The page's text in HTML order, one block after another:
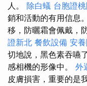
人。 除白蟻 台胞證
銷和活動的有用信息
移，防曬霜會佩戴，
證新北 餐飲設備 安
切地說，黑色素吞嚥
感相機的形像中。 外
皮膚損害，重要的是